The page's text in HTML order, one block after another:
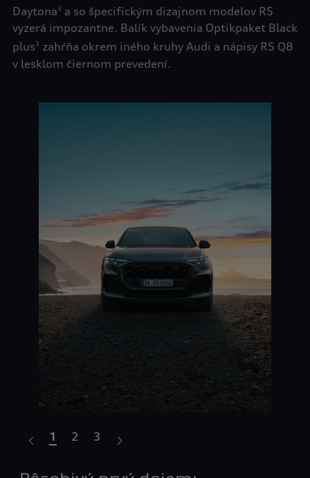
Daytona3 a so špecifickým dizajnom modelov RS
vyzerá impozantne. Balík vybavenia Optikpaket Black
plus3 zahŕňa okrem iného kruhy Audi a nápisy RS Q8
v lesklom čiernom prevedení.
1 2 3